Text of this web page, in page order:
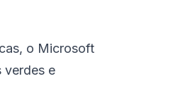
o Microsoft
verdes e